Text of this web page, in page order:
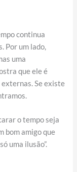
continua
Por um lado,
uma
que ele é
Se existe
o tempo seja
bom amigo que
uma ilusão”.